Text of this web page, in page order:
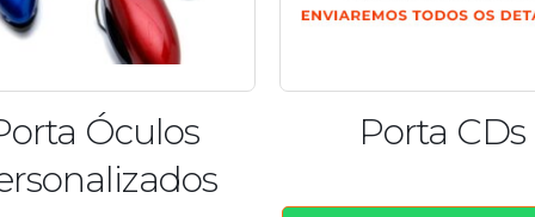
Porta CDs Lupa